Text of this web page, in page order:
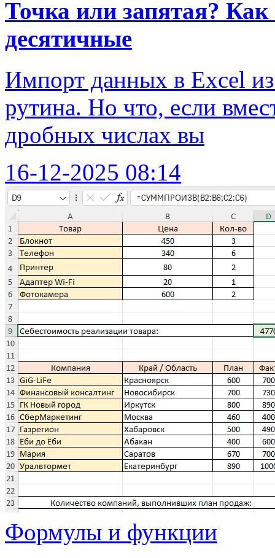
Точка или запятая?
десятичные
Импорт данных в Excel
рутина. Но что, если
дробных числах вы
16-12-2025 08:14
Формулы и функции